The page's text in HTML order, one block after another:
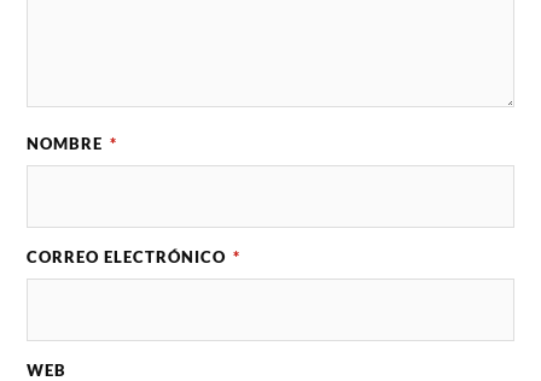
NOMBRE *
CORREO ELECTRÓNICO *
WEB